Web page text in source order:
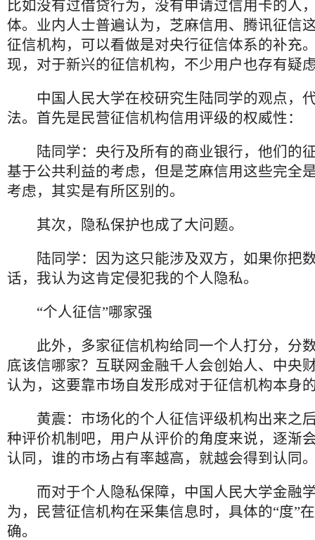
比如没有过借贷行为，没有申请过信用卡的人
体。业内人士普遍认为，芝麻信用、腾讯征信
征信机构，可以看做是对央行征信体系的补充
现，对于新兴的征信机构，不少用户也存有疑
中国人民大学在校研究生陆同学的观点，
法。首先是民营征信机构信用评级的权威性：
陆同学：央行及所有的商业银行，他们的
基于公共利益的考虑，但是芝麻信用这些完全
考虑，其实是有所区别的。
其次，隐私保护也成了大问题。
陆同学：因为这只能涉及双方，如果你把
话，我认为这肯定侵犯我的个人隐私。
“个人征信”哪家强
此外，多家征信机构给同一个人打分，分
底该信哪家？互联网金融千人会创始人、中央
认为，这要靠市场自发形成对于征信机构本身
黄震：市场化的个人征信评级机构出来之
种评价机制吧，用户从评价的角度来说，逐渐
认同，谁的市场占有率越高，就越会得到认同
而对于个人隐私保障，中国人民大学金融
为，民营征信机构在采集信息时，具体的“度”
确。